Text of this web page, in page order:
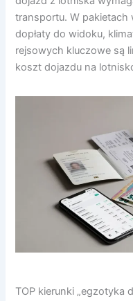
transportu. W
dopłaty do widoku,
rejsowych kluczowe są
koszt dojazdu na
TOP kierunki „egzotyka